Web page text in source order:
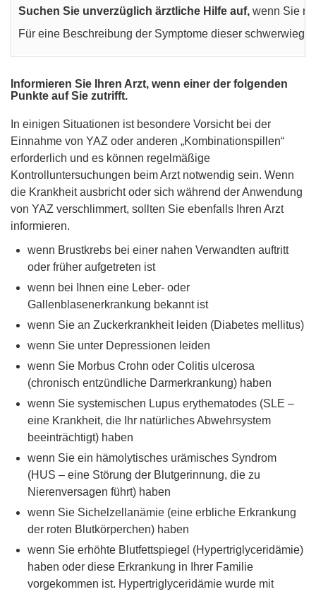
Suchen Sie unverzüglich ärztliche Hilfe auf, wenn Sie
Für eine Beschreibung der Symptome dieser
Informieren Sie Ihren Arzt, wenn einer der folgenden
Punkte auf Sie zutrifft.
In einigen Situationen ist besondere Vorsicht bei der
Einnahme von YAZ oder anderen „Kombinationspillen“
erforderlich und es können regelmäßige
Kontrolluntersuchungen beim Arzt notwendig sein. Wenn
die Krankheit ausbricht oder sich während der Anwendung
von YAZ verschlimmert, sollten Sie ebenfalls Ihren Arzt
informieren.
wenn Brustkrebs bei einer nahen Verwandten auftritt
oder früher aufgetreten ist
wenn bei Ihnen eine Leber- oder
Gallenblasenerkrankung bekannt ist
wenn Sie an Zuckerkrankheit leiden (Diabetes mellitus)
wenn Sie unter Depressionen leiden
wenn Sie Morbus Crohn oder Colitis ulcerosa
(chronisch entzündliche Darmerkrankung) haben
wenn Sie systemischen Lupus erythematodes (SLE –
eine Krankheit, die Ihr natürliches Abwehrsystem
beeinträchtigt) haben
wenn Sie ein hämolytisches urämisches Syndrom
(HUS – eine Störung der Blutgerinnung, die zu
Nierenversagen führt) haben
wenn Sie Sichelzellanämie (eine erbliche Erkrankung
der roten Blutkörperchen) haben
wenn Sie erhöhte Blutfettspiegel (Hypertriglyceridämie)
haben oder diese Erkrankung in Ihrer Familie
vorgekommen ist. Hypertriglyceridämie wurde mit